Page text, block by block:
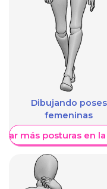
Dibujando poses
femeninas
más posturas en